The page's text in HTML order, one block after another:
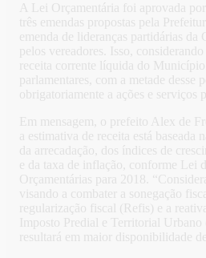
A Lei Orçamentária foi aprovada
três emendas propostas pela
emenda de lideranças partidárias da
pelos vereadores. Isso,
receita corrente líquida do Município
parlamentares, com a metade desse
obrigatoriamente a ações e serviços
Em mensagem, o prefeito Alex de
a estimativa de receita está baseada
da arrecadação, dos índices de
e da taxa de inflação, conforme Lei
Orçamentárias para 2018.
visando a combater a sonegação
regularização fiscal (Refis) e a
Imposto Predial e Territorial
resultará em maior disponibilidade